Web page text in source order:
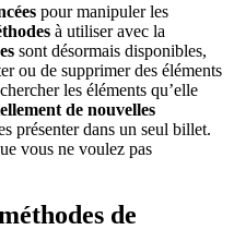
pour manipuler les
à utiliser avec la
sont désormais disponibles,
ou de supprimer des éléments
les éléments qu’elle
de nouvelles
présenter dans un seul billet.
vous ne voulez pas
de